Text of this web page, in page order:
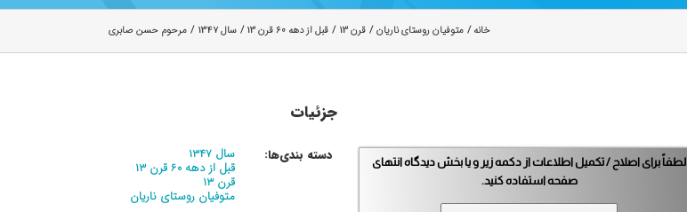
خانه متوفیان روستای ناریان قرن 13 قبل از دهه 60 قرن 13 سال 1347 مرحوم حسن صابری
لطفاً برای اصلاح / تکمیل اطلاعات از دکمه زیر و یا بخش دیدگاه انتهای
صفحه استفاده کنید.
جزئیات
دسته بندی‌ها: سال 1347
قبل از دهه 60 قرن 13
قرن 13
متوفیان روستای ناریان